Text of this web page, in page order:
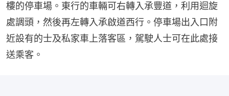
樓的停車場。東行的車輛可右轉入承豐道，利用迴旋
處調頭，然後再左轉入承啟道西行。停車場出入口附
近設有的士及私家車上落客區，駕駛人士可在此處接
送乘客。